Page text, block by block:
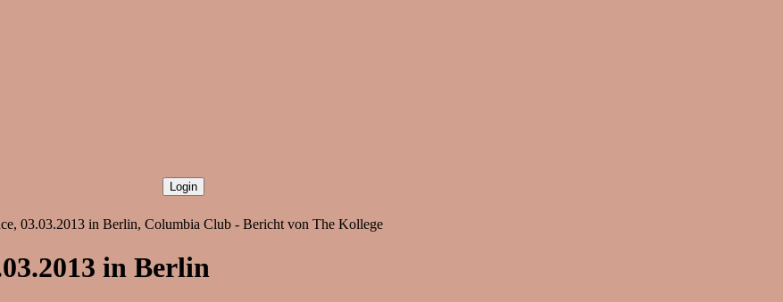
03.03.2013 in Berlin, Columbia Club - Bericht von The Kollege
in Berlin